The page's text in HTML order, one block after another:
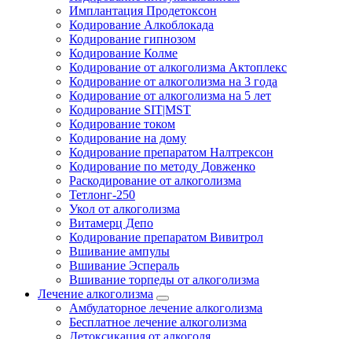
Имплантация Продетоксон
Кодирование Алкоблокада
Кодирование гипнозом
Кодирование Колме
Кодирование от алкоголизма Актоплекс
Кодирование от алкоголизма на 3 года
Кодирование от алкоголизма на 5 лет
Кодирование SIT|MST
Кодирование током
Кодирование на дому
Кодирование препаратом Налтрексон
Кодирование по методу Довженко
Раскодирование от алкоголизма
Тетлонг-250
Укол от алкоголизма
Витамерц Депо
Кодирование препаратом Вивитрол
Вшивание ампулы
Вшивание Эспераль
Вшивание торпеды от алкоголизма
Лечение алкоголизма
Амбулаторное лечение алкоголизма
Бесплатное лечение алкоголизма
Детоксикация от алкоголя